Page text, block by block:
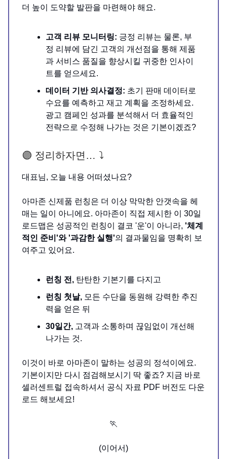
더 높이 도약할 발판을 마련해야 해요.
고객 리뷰 모니터링: 긍정 리뷰는 물론, 부
정 리뷰에 담긴 고객의 개선점을 통해 제품
과 서비스 품질을 향상시킬 귀중한 인사이
트를 얻으세요.
데이터 기반 의사결정: 초기 판매 데이터로
수요를 예측하고 재고 계획을 조정하세요.
광고 캠페인 성과를 분석해서 더 효율적인
전략으로 수정해 나가는 것은 기본이겠죠?
🟣 정리하자면… ⤵️
대표님, 오늘 내용 어떠셨나요?
아마존 신제품 런칭은 더 이상 막막한 안갯속을 헤
매는 일이 아니에요. 아마존이 직접 제시한 이 30일
로드맵은 성공적인 런칭이 결코 '운'이 아니라, '체계
적인 준비'와 '과감한 실행'의 결과물임을 명확히 보
여주고 있어요.
런칭 전, 탄탄한 기본기를 다지고
런칭 첫날, 모든 수단을 동원해 강력한 추진
력을 얻은 뒤
30일간, 고객과 소통하며 끊임없이 개선해
나가는 것.
이것이 바로 아마존이 말하는 성공의 정석이에요.
기본이지만 다시 점검해보시기 딱 좋죠? 지금 바로
셀러센트럴 접속하셔서 공식 자료 PDF 버전도 다운
로드 해보세요!
🏃
(이어서)